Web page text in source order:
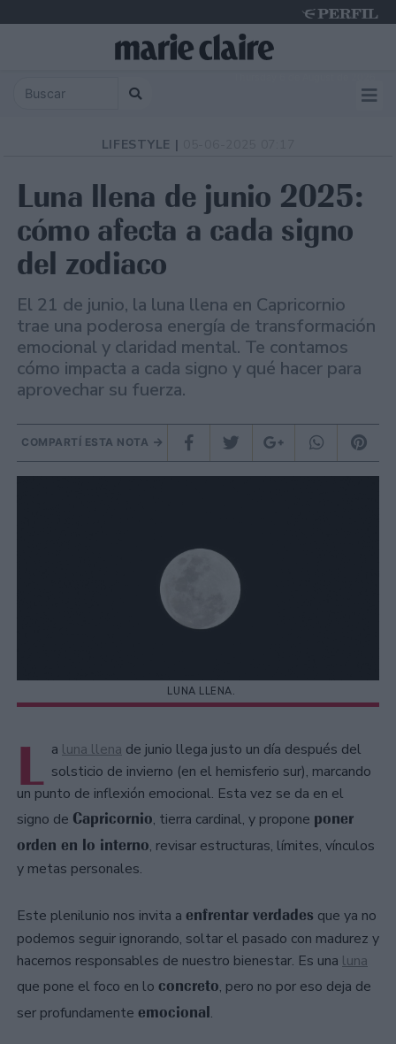
LIFESTYLE |
Luna llena de junio 2025:
cómo afecta a cada signo
del zodiaco
El 21 de junio, la luna llena en Capricornio
trae una poderosa energía de transformación
emocional y claridad mental. Te contamos
cómo impacta a cada signo y qué hacer para
aprovechar su fuerza.
COMPARTÍ ESTA NOTA
LUNA LLENA.
L a luna llena de junio llega justo un día después del
solsticio de invierno (en el hemisferio sur), marcando
un punto de inflexión emocional. Esta vez se da en el
signo de Capricornio, tierra cardinal, y propone poner
orden en lo interno, revisar estructuras, límites, vínculos
y metas personales.
Este plenilunio nos invita a enfrentar verdades que ya no
podemos seguir ignorando, soltar el pasado con madurez y
hacernos responsables de nuestro bienestar. Es una luna
que pone el foco en lo concreto, pero no por eso deja de
ser profundamente emocional.